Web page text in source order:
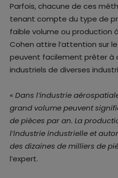
Parfois, chacune de ces
tenant compte du type de
faible volume ou production
Cohen attire l’attention sur
peuvent facilement prêter à
industriels de diverses
« Dans l’industrie
grand volume peuvent
de pièces par an. La
l’industrie industrielle et
des dizaines de milliers de
l’expert.